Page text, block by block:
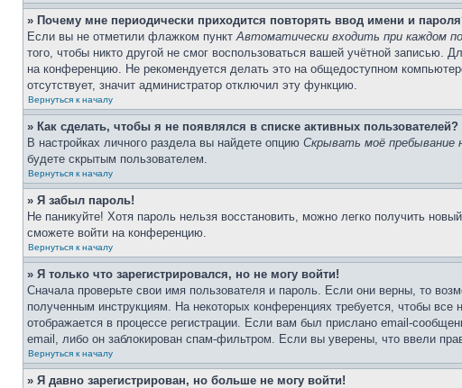
» Почему мне периодически приходится повторять ввод имени и
Если вы не отметили флажком пунктАвтоматически входить при каждом
того, чтобы никто другой не смог воспользоваться вашей учётной
на конференцию. Не рекомендуется делать это на общедоступном
отсутствует, значит администратор отключил эту функцию.
Вернуться к началу
» Как сделать, чтобы я не появлялся в списке активных пользователей?
В настройках личного раздела вы найдете опцию Скрывать моё пребывание
будете скрытым пользователем.
Вернуться к началу
» Я забыл пароль!
Не паникуйте! Хотя пароль нельзя восстановить, можно легко получить
сможете войти на конференцию.
Вернуться к началу
» Я только что зарегистрировался, но не могу войти!
Сначала проверьте свои имя пользователя и пароль. Если они верны, то
полученным инструкциям. На некоторых конференциях требуется, чтобы
отображается в процессе регистрации. Если вам был прислано email-
email, либо он заблокирован спам-фильтром. Если вы уверены, что ввели
Вернуться к началу
» Я давно зарегистрирован, но больше не могу войти!